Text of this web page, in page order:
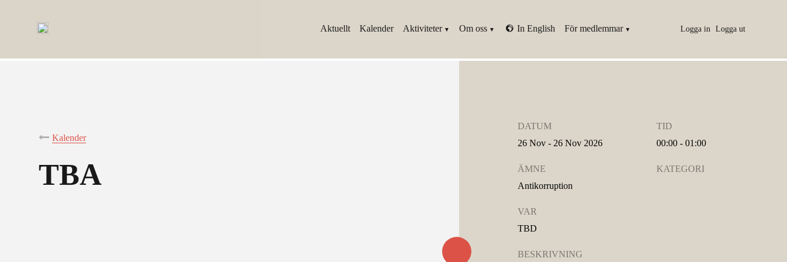
Aktuellt Kalender Aktiviteter Om oss In English För medlemmar Logga in Logga ut
Kalender
TBA
DATUM
26 Nov - 26 Nov 2026
TID
00:00 - 01:00
ÄMNE
Antikorruption
KATEGORI
VAR
TBD
BESKRIVNING